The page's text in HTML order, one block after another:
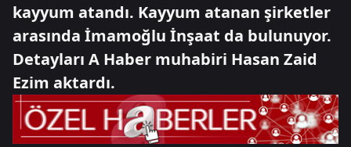
kayyum atandı. Kayyum atanan şirketler
arasında İmamoğlu İnşaat da bulunuyor.
Detayları A Haber muhabiri Hasan Zaid
Ezim aktardı.